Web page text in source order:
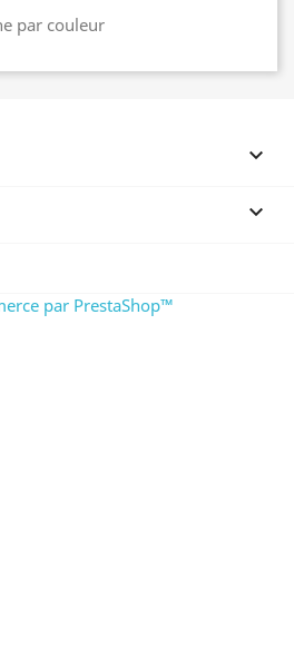
par couleur


par PrestaShop™